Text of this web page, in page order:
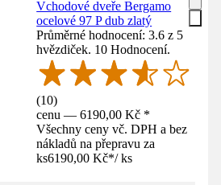
Vchodové dveře Bergamo
ocelové 97 P dub zlatý
Průměrné hodnocení: 3.6 z 5
hvězdiček. 10 Hodnocení.
(10)
cenu — 6190,00 Kč *
Všechny ceny vč. DPH a bez
nákladů na přepravu za
ks6190,00 Kč*/ ks